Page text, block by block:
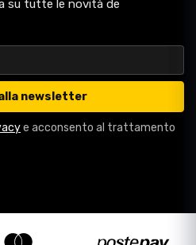
su tutte le novità de
newsletter
e acconsento al trattamento